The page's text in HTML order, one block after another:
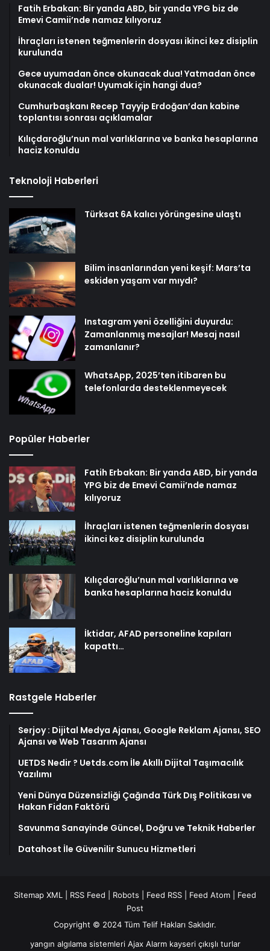
Fatih Erbakan: Bir yanda ABD, bir yanda YPG biz de
Emevi Camii’nde namaz kılıyoruz
İhraçları istenen teğmenlerin dosyası ikinci kez disiplin
kurulunda
Gece uyumadan önce okunacak dua! Yatmadan önce
okunacak dualar! Uyumak için hangi dua?
Cumhurbaşkanı Recep Tayyip Erdoğan’dan kabine
toplantısı sonrası açıklamalar
Kılıçdaroğlu’nun mal varlıklarına ve banka hesaplarına
haciz konuldu
Teknoloji Haberleri
Türksat 6A kalıcı yörüngesine ulaştı
Bilim insanlarından yeni keşif: Mars’ta
eskiden yaşam var mıydı?
Instagram yeni özelliğini duyurdu:
Zamanlanmış mesajlar! Mesaj nasıl
zamanlanır?
WhatsApp, 2025’ten itibaren bu
telefonlarda desteklenmeyecek
Popüler Haberler
Fatih Erbakan: Bir yanda ABD, bir yanda
YPG biz de Emevi Camii’nde namaz
kılıyoruz
İhraçları istenen teğmenlerin dosyası
ikinci kez disiplin kurulunda
Kılıçdaroğlu’nun mal varlıklarına ve
banka hesaplarına haciz konuldu
İktidar, AFAD personeline kapıları
kapattı…
Rastgele Haberler
Serjoy : Dijital Medya Ajansı, Google Reklam Ajansı, SEO
Ajansı ve Web Tasarım Ajansı
UETDS Nedir ? Uetds.com İle Akıllı Dijital Taşımacılık
Yazılımı
Yeni Dünya Düzensizliği Çağında Türk Dış Politikası ve
Hakan Fidan Faktörü
Savunma Sanayinde Güncel, Doğru ve Teknik Haberler
Datahost İle Güvenilir Sunucu Hizmetleri
Sitemap XML RSS Feed Robots Feed RSS Feed Atom
Feed
Post
Copyright © 2024 Tüm Telif Hakları Saklıdır.
yangın algılama sistemleri Ajax Alarm kayseri çıkışlı turlar